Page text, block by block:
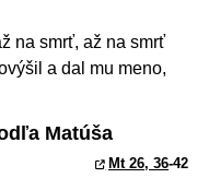
na smrť, až na smrť
a dal mu meno,
Matúša
Mt 26, 36-42